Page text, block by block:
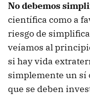
No debemos
científica como a
riesgo de
veíamos al
si hay vida
simplemente un sí
que se deben